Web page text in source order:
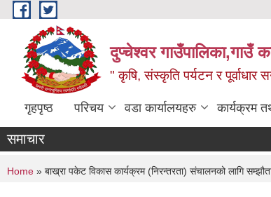
Skip to main content
दुप्चेश्वर गाउँपालिका,गाउँ
" कृषि, संस्कृति पर्यटन र पूर्वाधार
गृहपृष्ठ परिचय वडा कार्यालयहरु कार्यक्रम
समाचार
You are here
Home » बाख्रा पकेट विकास कार्यक्रम (निरन्तरता) संचालनको लागि